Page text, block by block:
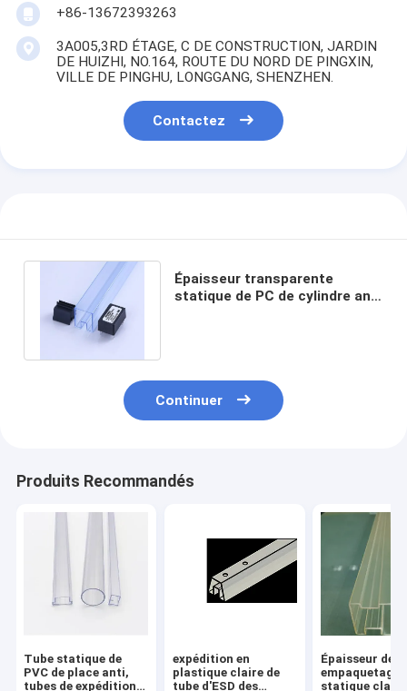
+86-13672393263
3A005,3RD ÉTAGE, C DE CONSTRUCTION, JARDIN
DE HUIZHI, NO.164, ROUTE DU NORD DE PINGXIN,
VILLE DE PINGHU, LONGGANG, SHENZHEN.
Contactez
Épaisseur transparente
statique de PC de cylindre anti
Continuer
Produits Recommandés
Tube statique de
PVC de place anti,
tubes de expédition
expédition en
plastique claire de
tube d'ESD des
Épaisseur de
empaquetage
statique